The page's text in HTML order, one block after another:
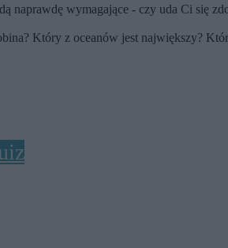
naprawdę wymagające - czy uda Ci się
Który z oceanów jest największy?